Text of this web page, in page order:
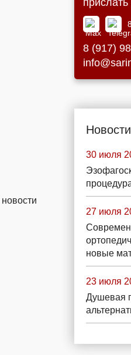
прислать
8 (917)
30 июля
27 июля
новые
23 июля
Душевая